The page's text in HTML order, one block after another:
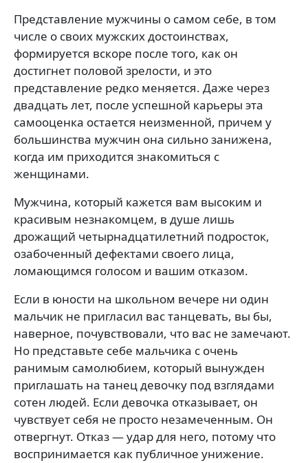
Представление мужчины о самом себе, в том
числе о своих мужских достоинствах,
формируется вскоре после того, как он
достигнет половой зрелости, и это
представление редко меняется. Даже через
двадцать лет, после успешной карьеры эта
самооценка остается неизменной, причем у
большинства мужчин она сильно занижена,
когда им приходится знакомиться с
женщинами.
Мужчина, который кажется вам высоким и
красивым незнакомцем, в душе лишь
дрожащий четырнадцатилетний подросток,
озабоченный дефектами своего лица,
ломающимся голосом и вашим отказом.
Если в юности на школьном вечере ни один
мальчик не пригласил вас танцевать, вы бы,
наверное, почувствовали, что вас не замечают.
Но представьте себе мальчика с очень
ранимым самолюбием, который вынужден
приглашать на танец девочку под взглядами
сотен людей. Если девочка отказывает, он
чувствует себя не просто незамеченным. Он
отвергнут. Отказ — удар для него, потому что
воспринимается как публичное унижение.